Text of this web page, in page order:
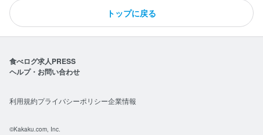
トップに戻る
業態を問わず、飲食経験をお持ちの方歓迎いたします
将来、独立を目指す方歓迎
会社経営に関わりたい方
食べログ求人PRESS
ヘルプ・お問い合わせ
利用規約プライバシーポリシー企業情報
©Kakaku.com, Inc.